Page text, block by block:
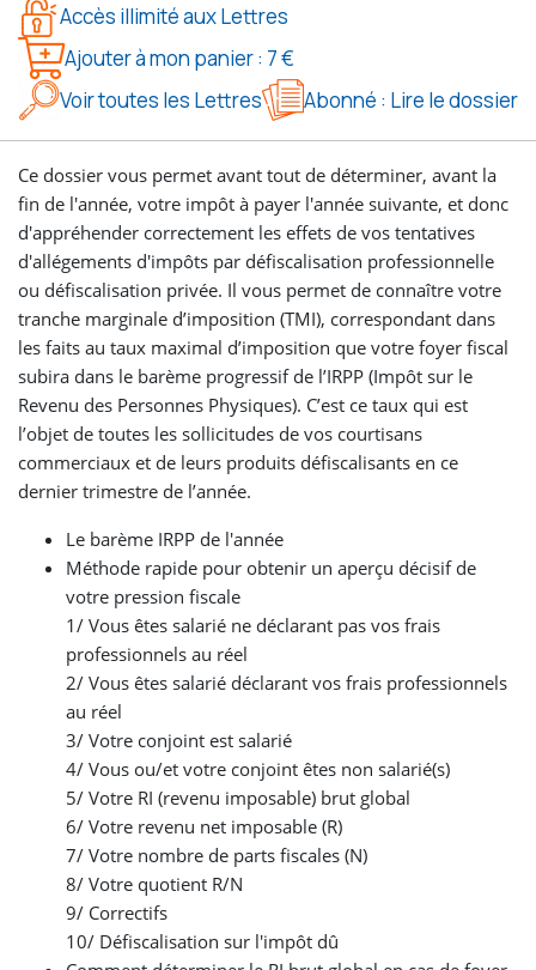
Accès illimité aux Lettres
Ajouter à mon panier : 7 €
Voir toutes les Lettres
Abonné : Lire le dossier
Ce dossier vous permet avant tout de déterminer, avant la
fin de l'année, votre impôt à payer l'année suivante, et donc
d'appréhender correctement les effets de vos tentatives
d'allégements d'impôts par défiscalisation professionnelle
ou défiscalisation privée. Il vous permet de connaître votre
tranche marginale d’imposition (TMI), correspondant dans
les faits au taux maximal d’imposition que votre foyer fiscal
subira dans le barème progressif de l’IRPP (Impôt sur le
Revenu des Personnes Physiques). C’est ce taux qui est
l’objet de toutes les sollicitudes de vos courtisans
commerciaux et de leurs produits défiscalisants en ce
dernier trimestre de l’année.
Le barème IRPP de l'année
Méthode rapide pour obtenir un aperçu décisif de
votre pression fiscale
1/ Vous êtes salarié ne déclarant pas vos frais
professionnels au réel
2/ Vous êtes salarié déclarant vos frais professionnels
au réel
3/ Votre conjoint est salarié
4/ Vous ou/et votre conjoint êtes non salarié(s)
5/ Votre RI (revenu imposable) brut global
6/ Votre revenu net imposable (R)
7/ Votre nombre de parts fiscales (N)
8/ Votre quotient R/N
9/ Correctifs
10/ Défiscalisation sur l'impôt dû